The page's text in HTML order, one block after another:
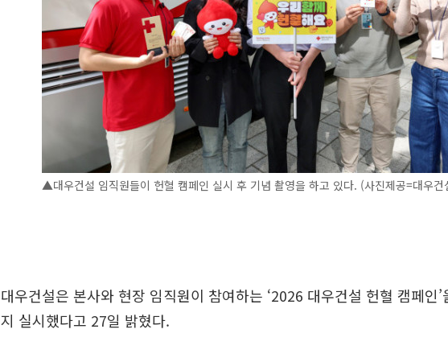
▲대우건설 임직원들이 헌혈 캠페인 실시 후 기념 촬영을 하고 있다. (사진제공=대우건
대우건설은 본사와 현장 임직원이 참여하는 ‘2026 대우건설 헌혈 캠페인
지 실시했다고 27일 밝혔다.